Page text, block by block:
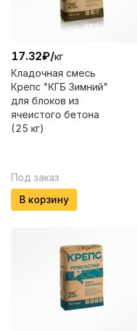
17.32₽/кг
Кладочная смесь
Крепс "КГБ Зимний"
для блоков из
ячеистого бетона
(25 кг)
Под заказ
В корзину